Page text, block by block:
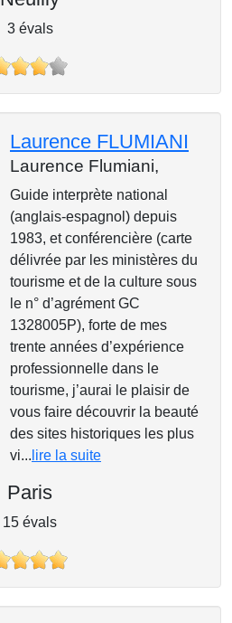
3 évals
Laurence FLUMIANI
Laurence Flumiani,
Guide interprète national
(anglais-espagnol) depuis
1983, et conférencière (carte
délivrée par les ministères du
tourisme et de la culture sous
le n° d’agrément GC
1328005P), forte de mes
trente années d’expérience
professionnelle dans le
tourisme, j’aurai le plaisir de
vous faire découvrir la beauté
des sites historiques les plus
vi... lire la suite
Paris
15 évals